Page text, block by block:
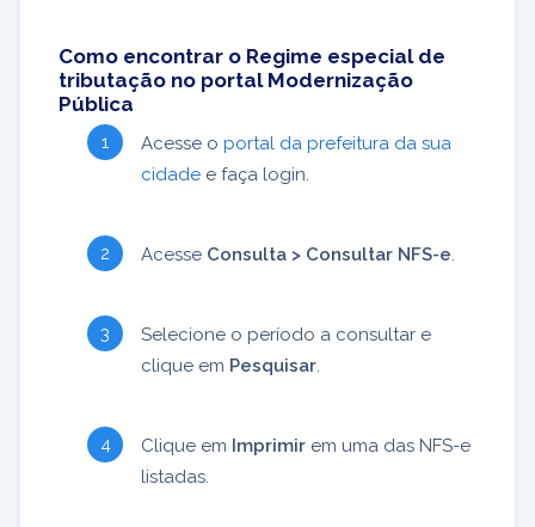
Como encontrar o Regime especial de
tributação no portal Modernização
Pública
Acesse o portal da prefeitura da sua
cidade e faça login.
Acesse Consulta > Consultar NFS-e
Selecione o período a consultar e
clique em Pesquisar
Clique em Imprimir em uma das NFS-e
listadas.